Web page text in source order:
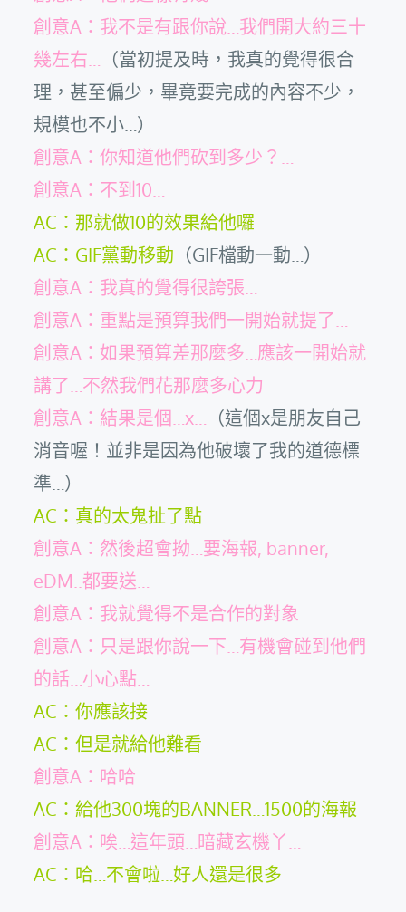
創意A：我不是有跟你說…我們開大約三十
幾左右…
（當初提及時，我真的覺得很合
理，甚至偏少，畢竟要完成的內容不少，
規模也不小…）
創意A：你知道他們砍到多少？…
創意A：不到10…
AC：那就做10的效果給他囉
AC：GIF黨動移動 （GIF檔動一動…）
創意A：我真的覺得很誇張…
創意A：重點是預算我們一開始就提了…
創意A：如果預算差那麼多…應該一開始就
講了…不然我們花那麼多心力
創意A：結果是個…x…
（這個x是朋友自己
消音喔！並非是因為他破壞了我的道德標
準…）
AC：真的太鬼扯了點
創意A：然後超會拗…要海報, banner,
eDM..都要送…
創意A：我就覺得不是合作的對象
創意A：只是跟你說一下…有機會碰到他們
的話…小心點…
AC：你應該接
AC：但是就給他難看
創意A：哈哈
AC：給他300塊的BANNER…1500的海報
創意A：唉…這年頭…暗藏玄機丫…
AC：哈…不會啦…好人還是很多